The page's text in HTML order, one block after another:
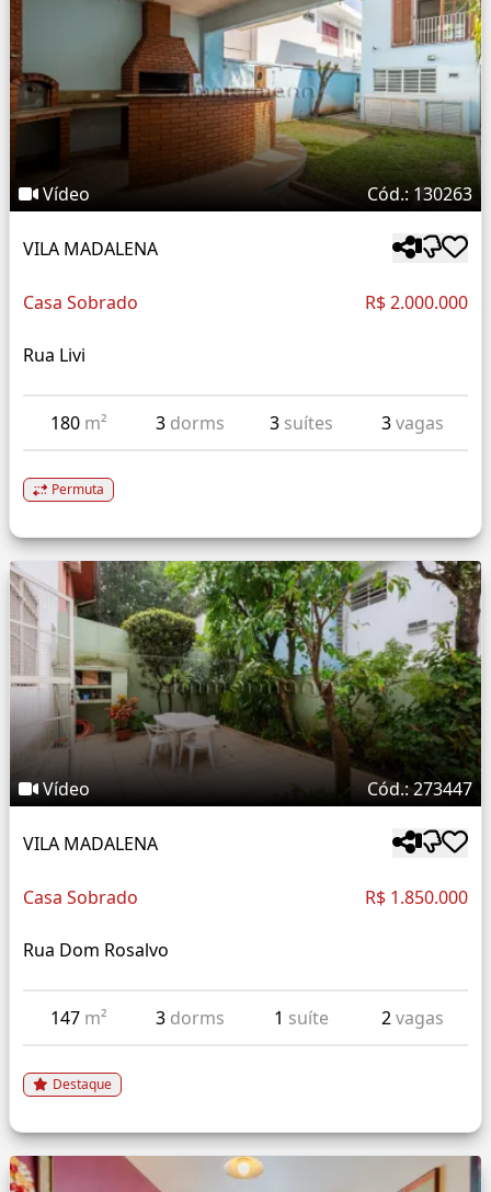
Vídeo Cód.: 130263
VILA MADALENA
Casa Sobrado R$ 2.000.000
Rua Livi
180 m² 3 dorms 3 suítes 3vagas
Permuta
Vídeo Cód.: 273447
VILA MADALENA
Casa Sobrado R$ 1.850.000
Rua Dom Rosalvo
147 m² 3 dorms 1 suíte 2vagas
Destaque